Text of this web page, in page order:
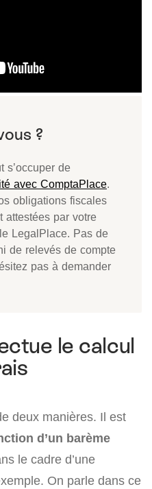
s’occuper de
avec ComptaPlace.
obligations fiscales
attestées par votre
LegalPlace. Pas de
de relevés de compte
pas à demander
le calcul
deux manières. Il est
d’un barème
le cadre d’une
On parle dans ce